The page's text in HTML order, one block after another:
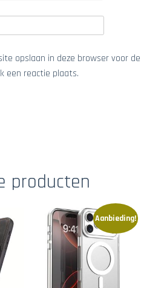
opslaan in deze browser voor de
een reactie plaats.
producten
Aanbieding!